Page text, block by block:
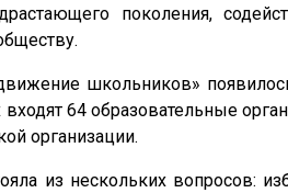
поколения,
школьников»
входят 64 образовательные
организации.
из нескольких вопросов: